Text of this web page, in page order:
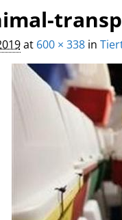
at 600 × 338in